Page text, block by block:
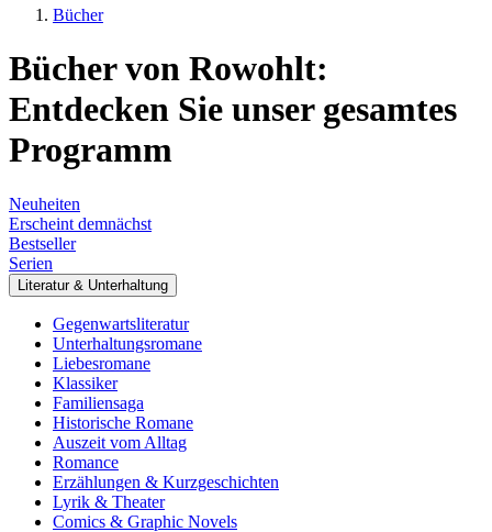
Bücher
Bücher von Rowohlt:
Entdecken Sie unser gesamtes
Programm
Neuheiten
Erscheint demnächst
Bestseller
Serien
Literatur & Unterhaltung
Gegenwartsliteratur
Unterhaltungsromane
Liebesromane
Klassiker
Familiensaga
Historische Romane
Auszeit vom Alltag
Romance
Erzählungen & Kurzgeschichten
Lyrik & Theater
Comics & Graphic Novels